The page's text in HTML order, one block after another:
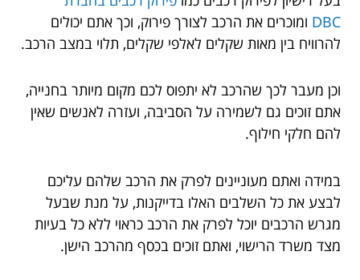
DBC ומוכרים את הרכב לצורך פירוק, וכך אתם יכולים
להרוויח בין מאות שקלים לאלפי שקלים, תלוי במצב הרכב.
וכן מעבר לכך שהרכב לא יתפוס לכם מקום מיותר בחנייה,
אתם זוכים גם לשמירה על הסביבה, ועזרה לאנשים שאין
להם חלקי חילוף.
במידה ואתם מעוניינים לפרק את הרכב שלהם עליכם
לבצע את כל השלבים האלו בדייקנות, על מנת שבעל
מגרש הרכבים יוכל לפרק את הרכב כראוי ללא כל בעיות
מצד משרד הרישוי, ואתם זוכים בכסף מהרכב הישן.